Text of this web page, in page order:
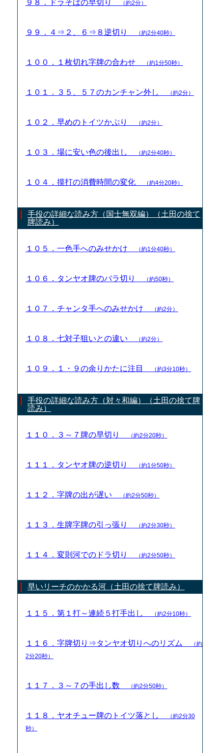
９８．ドラそばの早切り （約2分）
９９．４⇒２、６⇒８逆切り （約2分40秒）
１００．１枚切れ字牌の合わせ （約1分50秒）
１０１．３５、５７のカンチャン外し （約2分）
１０２．早めのトイツかぶり （約2分）
１０３．場に安い色の後出し （約2分40秒）
１０４．摸打の消費時間の変化 （約4分20秒）
手役の詳細な読み方（国士無双編）（土田の捨て
牌読み）
１０５．一色手へのみせかけ （約1分40秒）
１０６．タンヤオ牌のバラ切り （約50秒）
１０７．チャンタ手へのみせかけ （約2分）
１０８．七対子狙いとの違い （約2分）
１０９．１・９の余りかたに注目 （約3分10秒）
手役の詳細な読み方（対々和編）（土田の捨て牌
読み）
１１０．３～７牌の早切り （約2分20秒）
１１１．タンヤオ牌の逆切り （約1分50秒）
１１２．字牌の出が遅い （約2分50秒）
１１３．生牌字牌の引っ張り （約2分30秒）
１１４．変則河でのドラ切り （約2分50秒）
早いリーチのかかる河（土田の捨て牌読み）
１１５．第１打～連続５打手出し （約2分10秒）
１１６．字牌切り⇒タンヤオ切りへのリズム
（約
2分20秒）
１１７．３～７の手出し数 （約2分50秒）
１１８．ヤオチュー牌のトイツ落とし
（約2分30
秒）